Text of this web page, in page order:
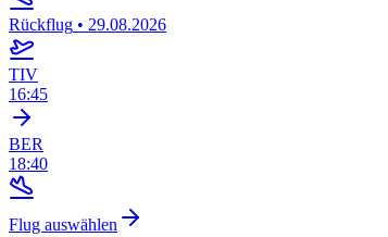
Rückflug • 29.08.2026
TIV
16:45
BER
18:40
Flug auswählen